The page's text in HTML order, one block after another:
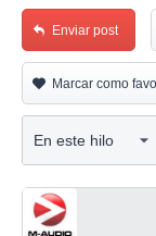
Enviar post
Marcar como